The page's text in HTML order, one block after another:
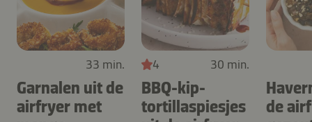
33 min.
Garnalen uit de
airfryer met
4 30 min.
BBQ-kip-
tortillaspiesjes
de